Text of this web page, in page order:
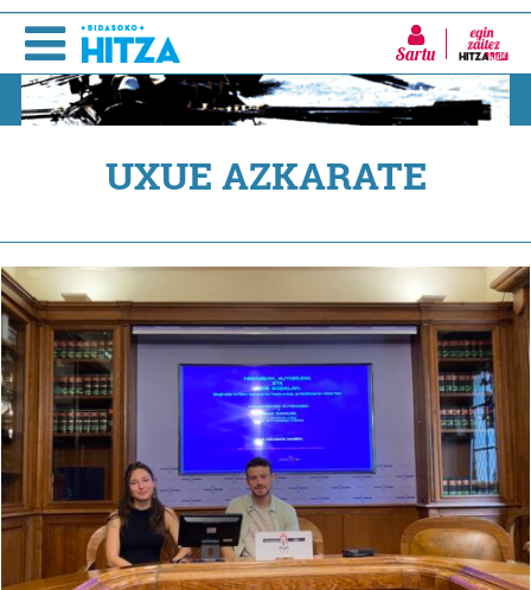
Sartu
UXUE AZKARATE